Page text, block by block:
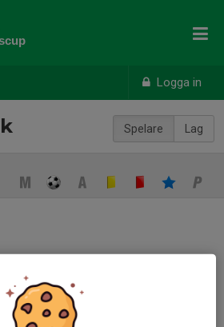
Logga in
Spelare Lag
på respektive match visas statistiken
på denna sida